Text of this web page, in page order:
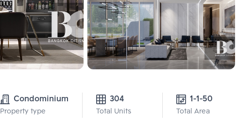
Condominium
Property type
304
Total Units
1-1-50
Total Area